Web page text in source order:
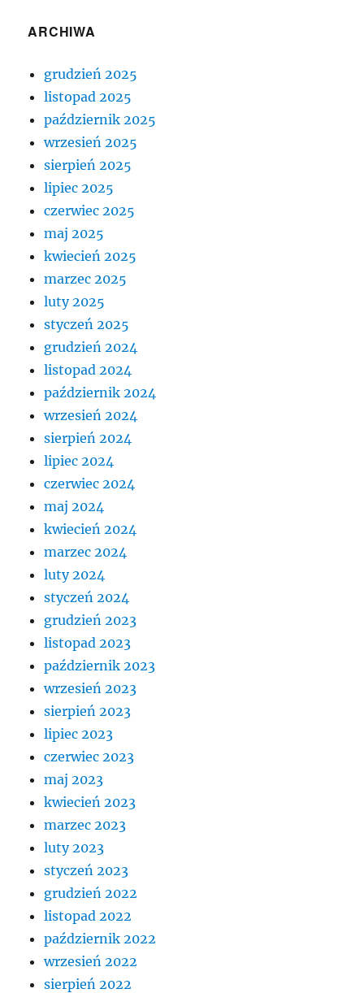
ARCHIWA
grudzień 2025
listopad 2025
październik 2025
wrzesień 2025
sierpień 2025
lipiec 2025
czerwiec 2025
maj 2025
kwiecień 2025
marzec 2025
luty 2025
styczeń 2025
grudzień 2024
listopad 2024
październik 2024
wrzesień 2024
sierpień 2024
lipiec 2024
czerwiec 2024
maj 2024
kwiecień 2024
marzec 2024
luty 2024
styczeń 2024
grudzień 2023
listopad 2023
październik 2023
wrzesień 2023
sierpień 2023
lipiec 2023
czerwiec 2023
maj 2023
kwiecień 2023
marzec 2023
luty 2023
styczeń 2023
grudzień 2022
listopad 2022
październik 2022
wrzesień 2022
sierpień 2022